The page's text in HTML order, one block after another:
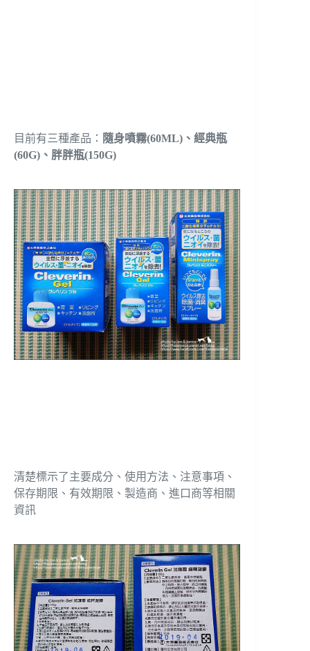
目前有三種產品： 隨身噴霧(60ML)、經典瓶
(60G)、胖胖瓶(150G)
清楚標示了主要成分、使用方法、注意事項、
保存期限、有效期限、製造商、進口商等相關
資訊